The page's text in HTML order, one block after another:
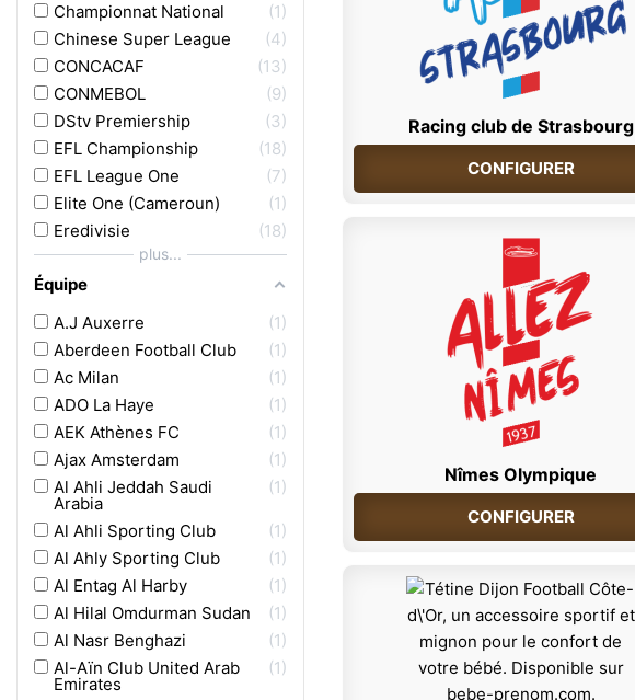
Championnat National
1
Chinese Super League
4
CONCACAF
13
CONMEBOL
9
DStv Premiership
3
EFL Championship
18
EFL League One
7
Elite One (Cameroun)
1
Eredivisie
18
plus...
Équipe
A.J Auxerre
1
Aberdeen Football Club
1
Ac Milan
1
ADO La Haye
1
AEK Athènes FC
1
Ajax Amsterdam
1
Al Ahli Jeddah Saudi
Arabia
1
Al Ahli Sporting Club
1
Al Ahly Sporting Club
1
Al Entag Al Harby
1
Al Hilal Omdurman Sudan
1
Al Nasr Benghazi
1
Al-Aïn Club United Arab
Emirates
1
Racing club de Strasbourg
CONFIGURER
Nîmes Olympique
CONFIGURER